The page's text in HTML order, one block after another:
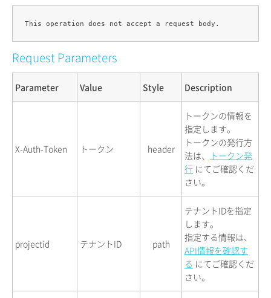
Request Parameters
Parameter Value Style Description
X-Auth-Token トークン header
トークンの情報を
指定します。
トークンの発行方
法は、
トークン発
行 にてご確認くだ
さい。
projectid テナントID path
テナントIDを指定
します。
指定する情報は、
API情報を確認す
る にてご確認くだ
さい。